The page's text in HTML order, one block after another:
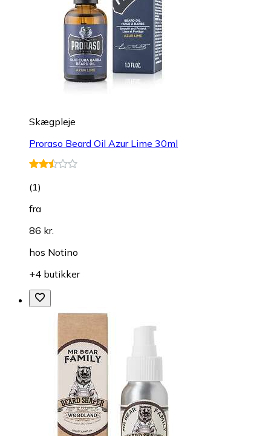
Skægpleje
Proraso Beard Oil Azur Lime 30ml
(1)
fra
86 kr.
hos Notino
+4 butikker